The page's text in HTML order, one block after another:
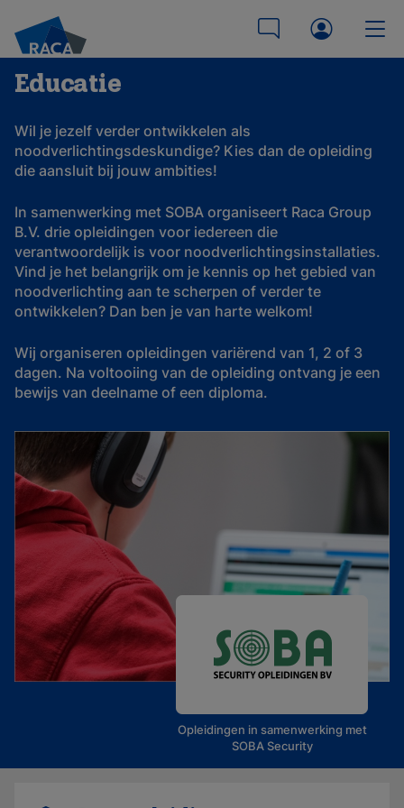
Educatie
Wil je jezelf verder ontwikkelen als
noodverlichtingsdeskundige? Kies dan de opleiding
die aansluit bij jouw ambities!
In samenwerking met SOBA organiseert Raca Group
B.V. drie opleidingen voor iedereen die
verantwoordelijk is voor noodverlichtingsinstallaties.
Vind je het belangrijk om je kennis op het gebied van
noodverlichting aan te scherpen of verder te
ontwikkelen? Dan ben je van harte welkom!
Wij organiseren opleidingen variërend van 1, 2 of 3
dagen. Na voltooiing van de opleiding ontvang je een
bewijs van deelname of een diploma.
Opleidingen in samenwerking met
SOBA Security